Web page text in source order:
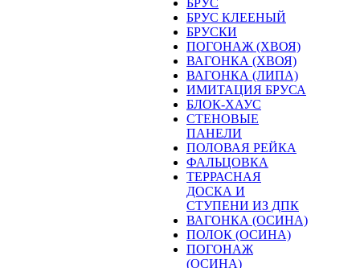
БРУС
БРУС КЛЕЕНЫЙ
БРУСКИ
ПОГОНАЖ (ХВОЯ)
ВАГОНКА (ХВОЯ)
ВАГОНКА (ЛИПА)
ИМИТАЦИЯ БРУСА
БЛОК-ХАУС
СТЕНОВЫЕ
ПАНЕЛИ
ПОЛОВАЯ РЕЙКА
ФАЛЬЦОВКА
ТЕРРАСНАЯ
ДОСКА И
СТУПЕНИ ИЗ ДПК
ВАГОНКА (ОСИНА)
ПОЛОК (ОСИНА)
ПОГОНАЖ
(ОСИНА)